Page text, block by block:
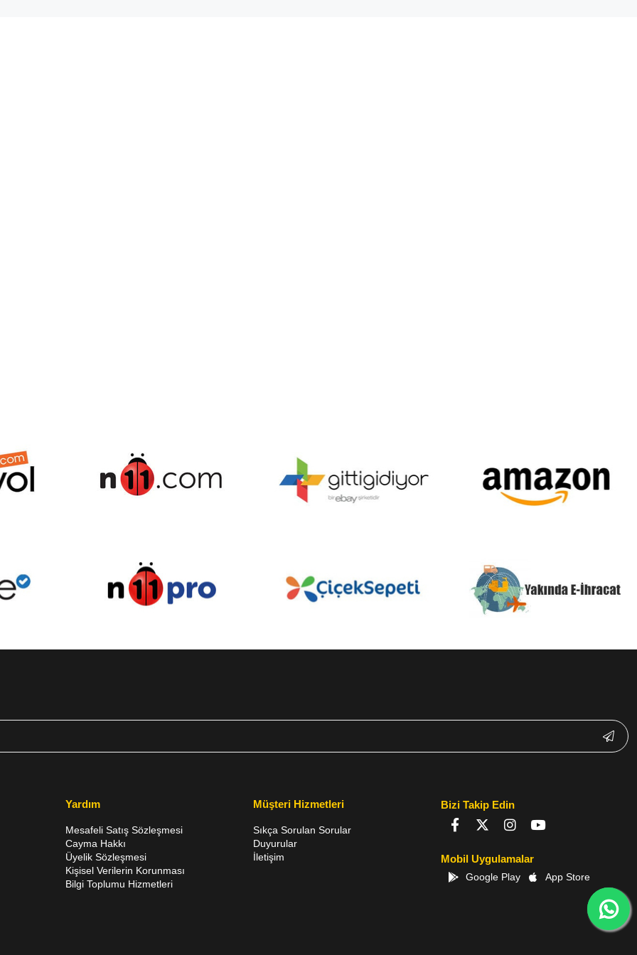
Yardım
Mesafeli Satış Sözleşmesi
Cayma Hakkı
Üyelik Sözleşmesi
Kişisel Verilerin Korunması
Bilgi Toplumu Hizmetleri
Müşteri Hizmetleri
Sıkça Sorulan Sorular
Duyurular
İletişim
Bizi Takip Edin
Mobil Uygulamalar
Google Play App Store